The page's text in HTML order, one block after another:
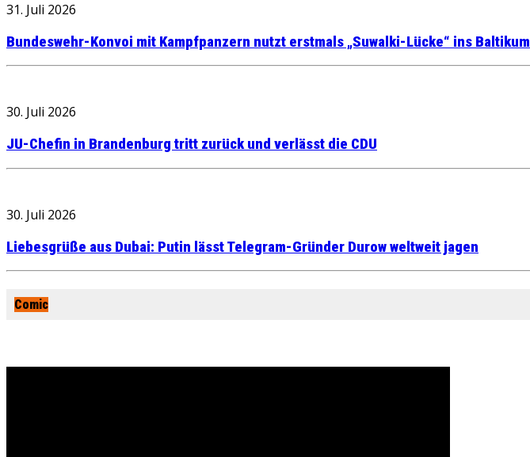
31. Juli 2026
Bundeswehr-Konvoi mit Kampfpanzern nutzt erstmals „Suwalki-Lücke“ ins Baltikum
30. Juli 2026
JU-Chefin in Brandenburg tritt zurück und verlässt die CDU
30. Juli 2026
Liebesgrüße aus Dubai: Putin lässt Telegram-Gründer Durow weltweit jagen
Comic